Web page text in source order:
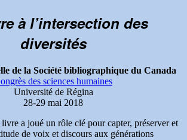
à l’intersection des
diversités
de la Société bibliographique du Canada
des sciences humaines
Université de Régina
28-29 mai 2018
a joué un rôle clé pour capter, préserver et
de voix et discours aux générations